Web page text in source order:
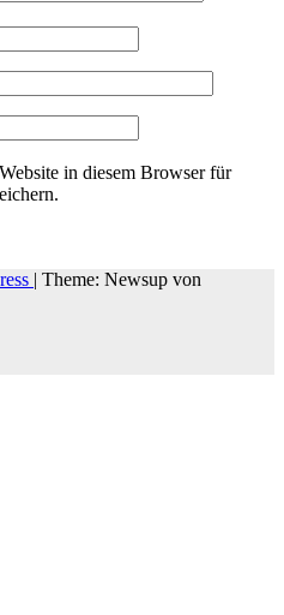
in diesem Browser für
| Theme: Newsup von